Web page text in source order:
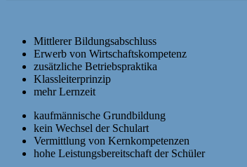
Mittlerer Bildungsabschluss
Erwerb von Wirtschaftskompetenz
zusätzliche Betriebspraktika
Klassleiterprinzip
mehr Lernzeit
kaufmännische Grundbildung
kein Wechsel der Schulart
Vermittlung von Kernkompetenzen
hohe Leistungsbereitschaft der Schüler